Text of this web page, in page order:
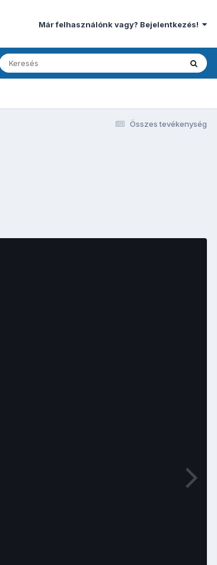
Már felhasználónk vagy? Bejelentkezés!
Összes tevékenység